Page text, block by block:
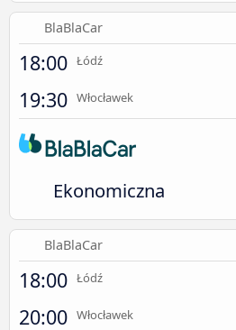
BlaBlaCar
18:00 Łódź
19:30 Włocławek
Ekonomiczna
BlaBlaCar
18:00 Łódź
20:00 Włocławek